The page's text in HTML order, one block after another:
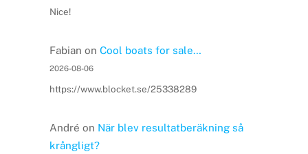
Nice!
Fabian on Cool boats for sale…
2026-08-06
https://www.blocket.se/25338289
André on När blev resultatberäkning så
krångligt?